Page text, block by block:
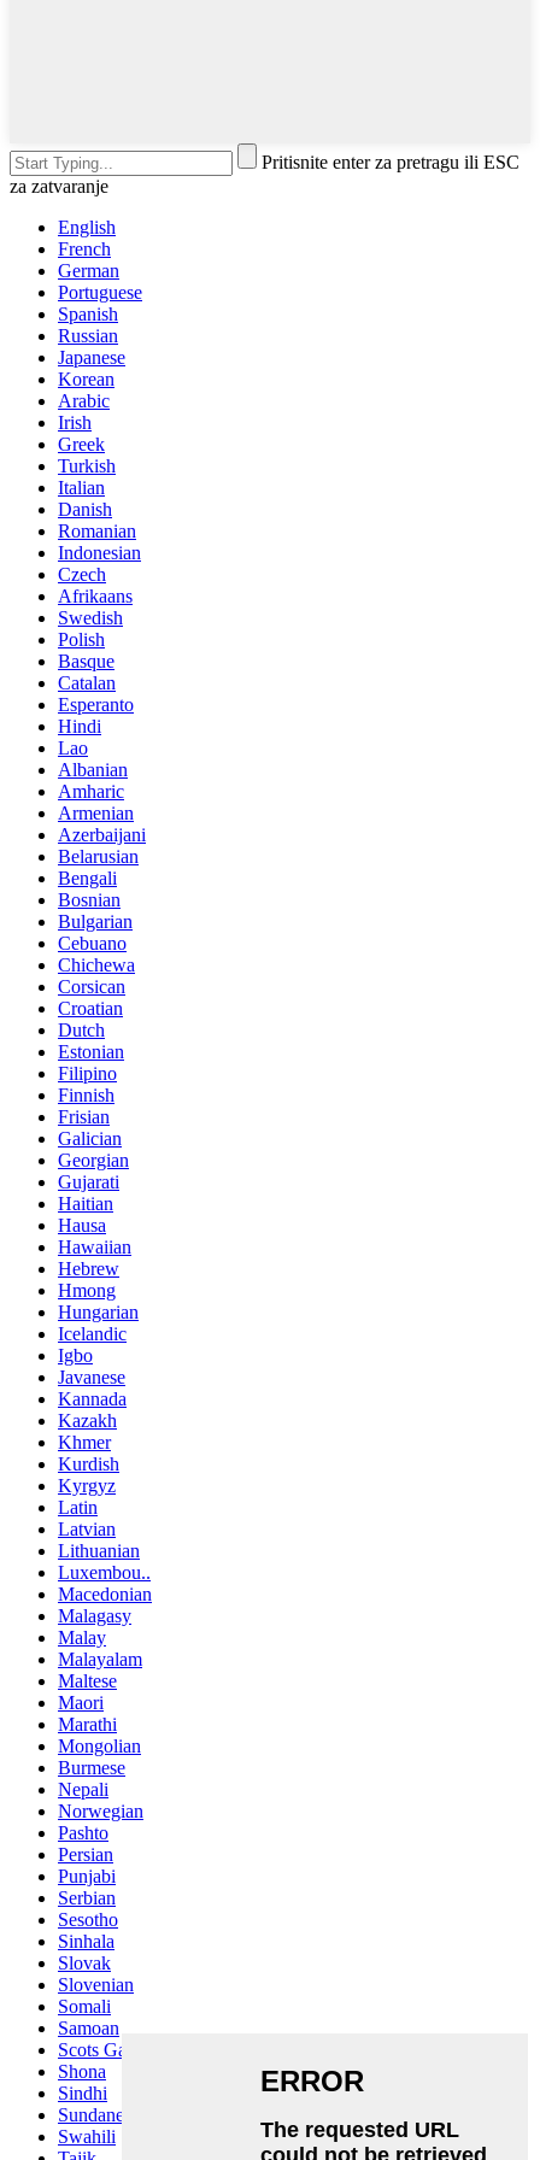
Pritisnite enter za pretragu ili ESC
za zatvaranje
English
French
German
Portuguese
Spanish
Russian
Japanese
Korean
Arabic
Irish
Greek
Turkish
Italian
Danish
Romanian
Indonesian
Czech
Afrikaans
Swedish
Polish
Basque
Catalan
Esperanto
Hindi
Lao
Albanian
Amharic
Armenian
Azerbaijani
Belarusian
Bengali
Bosnian
Bulgarian
Cebuano
Chichewa
Corsican
Croatian
Dutch
Estonian
Filipino
Finnish
Frisian
Galician
Georgian
Gujarati
Haitian
Hausa
Hawaiian
Hebrew
Hmong
Hungarian
Icelandic
Igbo
Javanese
Kannada
Kazakh
Khmer
Kurdish
Kyrgyz
Latin
Latvian
Lithuanian
Luxembou..
Macedonian
Malagasy
Malay
Malayalam
Maltese
Maori
Marathi
Mongolian
Burmese
Nepali
Norwegian
Pashto
Persian
Punjabi
Serbian
Sesotho
Sinhala
Slovak
Slovenian
Somali
Samoan
Scots Gaelic
Shona
Sindhi
Sundanese
Swahili